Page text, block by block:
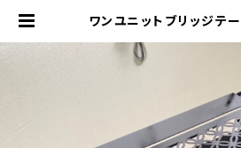
ワンユニットブリッジテ